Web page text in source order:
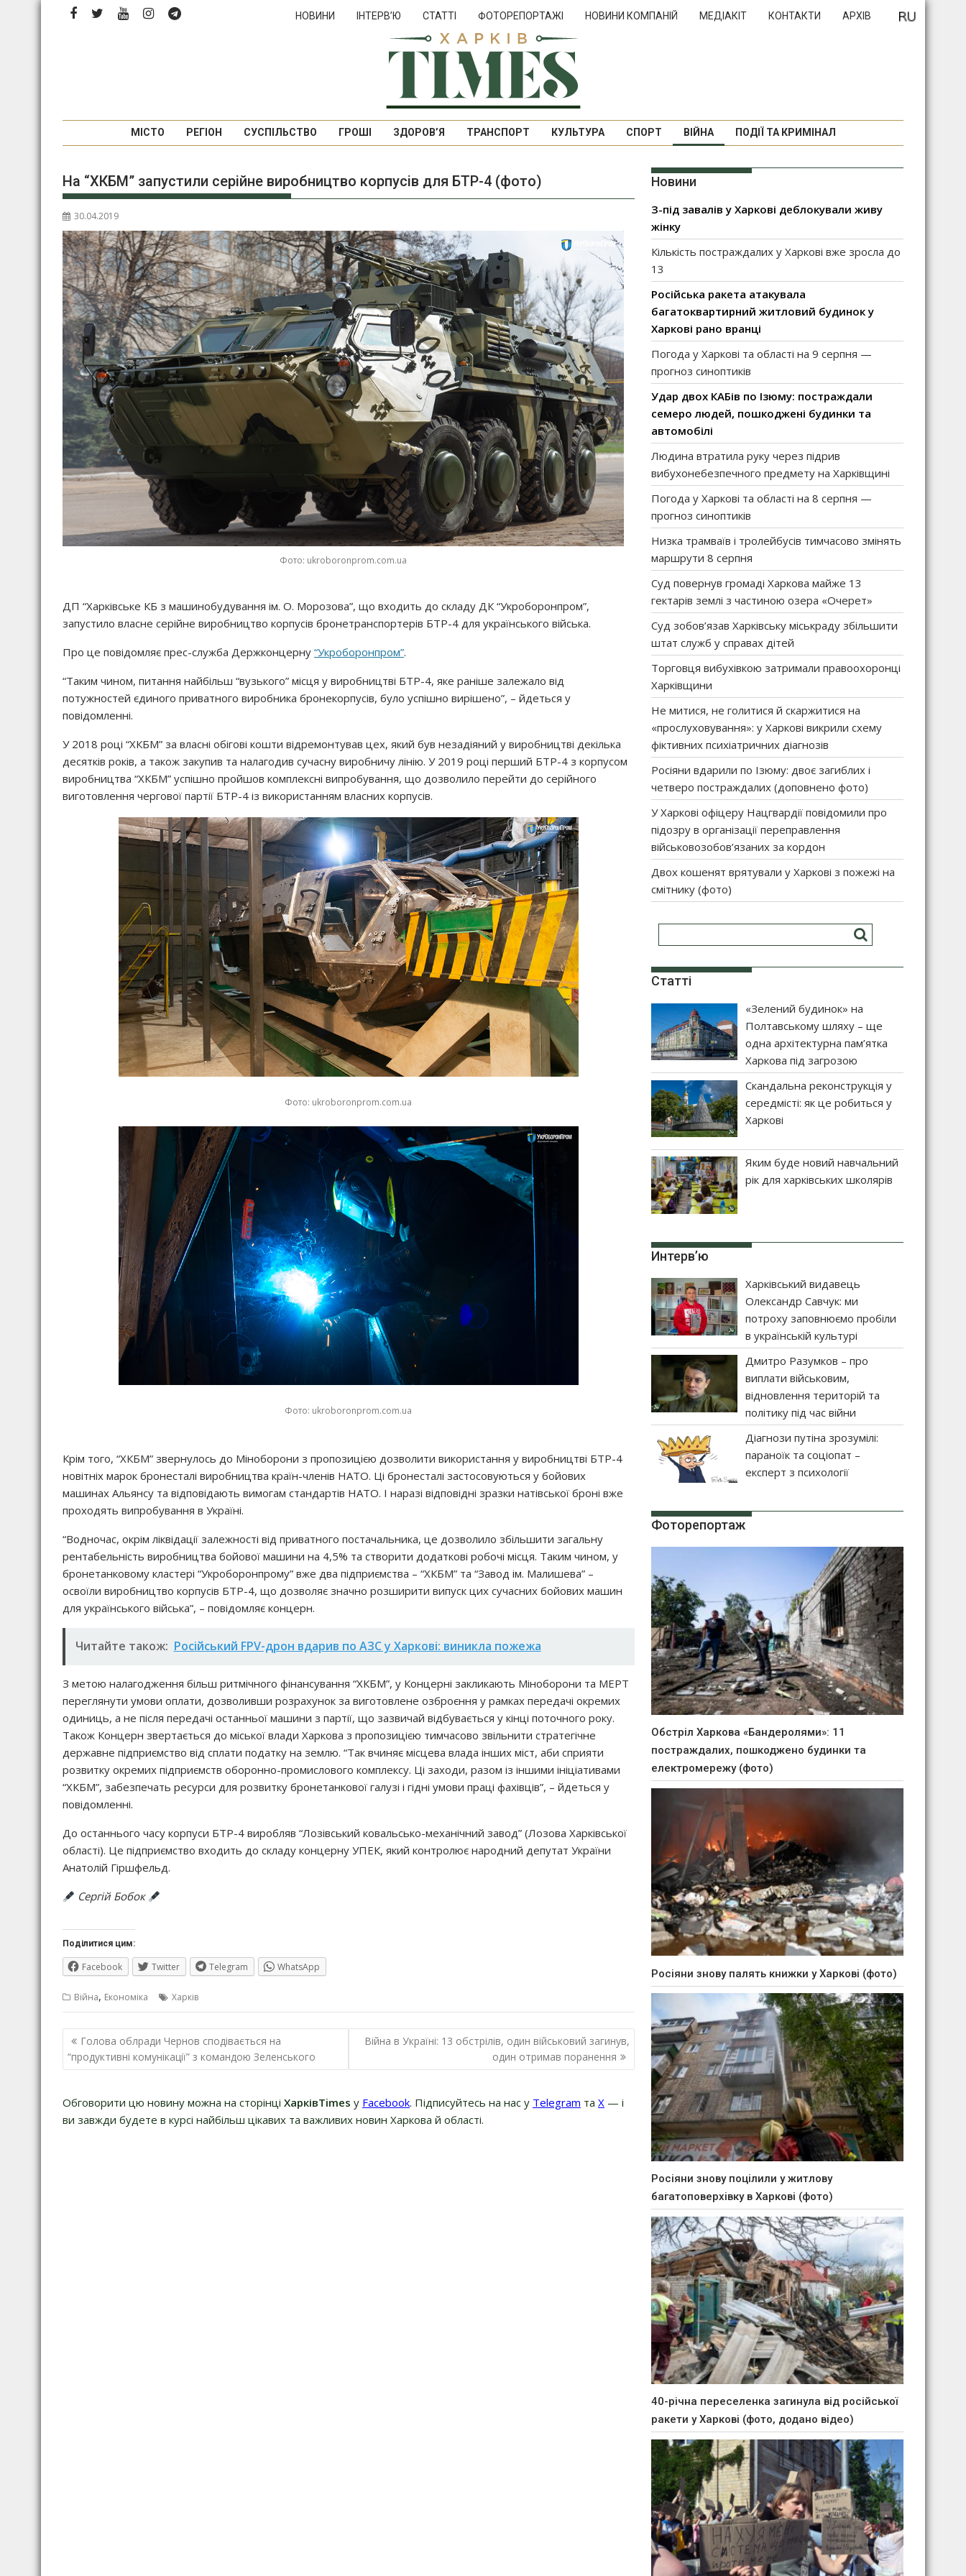
Перейти
НОВИНИ ІНТЕРВ’Ю СТАТТІ ФОТОРЕПОРТАЖІ НОВИНИ КОМПАНІЙ МЕДІАКІТ КОНТАКТИ АРХІВ
МІСТО РЕГІОН СУСПІЛЬСТВО ГРОШІ ЗДОРОВ’Я ТРАНСПОРТ КУЛЬТУРА СПОРТ ВІЙНА ПОДІЇ ТА КРИМІНАЛ
На “ХКБМ” запустили серійне виробництво корпусів для БТР-4 (фото)
30.04.2019
Фото: ukroboronprom.com.ua
ДП “Харківське КБ з машинобудування ім. О. Морозова”, що входить до складу ДК “Укроборонпром”,
запустило власне серійне виробництво корпусів бронетранспортерів БТР-4 для українського війська.
Про це повідомляє прес-служба Держконцерну “Укроборонпром”.
“Таким чином, питання найбільш “вузького” місця у виробництві БТР-4, яке раніше залежало від
потужностей єдиного приватного виробника бронекорпусів, було успішно вирішено”, – йдеться у
повідомленні.
У 2018 році “ХКБМ” за власні обігові кошти відремонтував цех, який був незадіяний у виробництві декілька
десятків років, а також закупив та налагодив сучасну виробничу лінію. У 2019 році перший БТР-4 з корпусом
виробництва “ХКБМ” успішно пройшов комплексні випробування, що дозволило перейти до серійного
виготовлення чергової партії БТР-4 із використанням власних корпусів.
Фото: ukroboronprom.com.ua
Фото: ukroboronprom.com.ua
Крім того, “ХКБМ” звернулось до Міноборони з пропозицією дозволити використання у виробництві БТР-4
новітніх марок бронесталі виробництва країн-членів НАТО. Ці бронесталі застосовуються у бойових
машинах Альянсу та відповідають вимогам стандартів НАТО. І наразі відповідні зразки натівської броні вже
проходять випробування в Україні.
“Водночас, окрім ліквідації залежності від приватного постачальника, це дозволило збільшити загальну
рентабельність виробництва бойової машини на 4,5% та створити додаткові робочі місця. Таким чином, у
бронетанковому кластері “Укроборонпрому” вже два підприємства – “ХКБМ” та “Завод ім. Малишева” –
освоїли виробництво корпусів БТР-4, що дозволяє значно розширити випуск цих сучасних бойових машин
для українського війська”, – повідомляє концерн.
Читайте також: Російський FPV-дрон вдарив по АЗС у Харкові: виникла пожежа
З метою налагодження більш ритмічного фінансування “ХКБМ”, у Концерні закликають Міноборони та МЕРТ
переглянути умови оплати, дозволивши розрахунок за виготовлене озброєння у рамках передачі окремих
одиниць, а не після передачі останньої машини з партії, що зазвичай відбувається у кінці поточного року.
Також Концерн звертається до міської влади Харкова з пропозицією тимчасово звільнити стратегічне
державне підприємство від сплати податку на землю. “Так вчиняє місцева влада інших міст, аби сприяти
розвитку окремих підприємств оборонно-промислового комплексу. Ці заходи, разом із іншими ініціативами
“ХКБМ”, забезпечать ресурси для розвитку бронетанкової галузі і гідні умови праці фахівців”, – йдеться у
повідомленні.
До останнього часу корпуси БТР-4 виробляв “Лозівський ковальсько-механічний завод” (Лозова Харківської
області). Це підприємство входить до складу концерну УПЕК, який контролює народний депутат України
Анатолій Гіршфельд.
Сергій Бобок
Поділитися цим:
Facebook Twitter Telegram WhatsApp
Війна, Економіка Харків
Навігація
записів
Голова облради Чернов сподівається на
“продуктивні комунікації” з командою Зеленського
Війна в Україні: 13 обстрілів, один військовий загинув,
один отримав поранення
Обговорити цю новину можна на сторінці ХарківTimes у Facebook. Підписуйтесь на нас у Telegram та Х — і
ви завжди будете в курсі найбільш цікавих та важливих новин Харкова й області.
Новини
З-під завалів у Харкові деблокували живу
жінку
Кількість постраждалих у Харкові вже зросла до
13
Російська ракета атакувала
багатоквартирний житловий будинок у
Харкові рано вранці
Погода у Харкові та області на 9 серпня —
прогноз синоптиків
Удар двох КАБів по Ізюму: постраждали
семеро людей, пошкоджені будинки та
автомобілі
Людина втратила руку через підрив
вибухонебезпечного предмету на Харківщині
Погода у Харкові та області на 8 серпня —
прогноз синоптиків
Низка трамваїв і тролейбусів тимчасово змінять
маршрути 8 серпня
Суд повернув громаді Харкова майже 13
гектарів землі з частиною озера «Очерет»
Суд зобов’язав Харківську міськраду збільшити
штат служб у справах дітей
Торговця вибухівкою затримали правоохоронці
Харківщини
Не митися, не голитися й скаржитися на
«прослуховування»: у Харкові викрили схему
фіктивних психіатричних діагнозів
Росіяни вдарили по Ізюму: двоє загиблих і
четверо постраждалих (доповнено фото)
У Харкові офіцеру Нацгвардії повідомили про
підозру в організації переправлення
військовозобов’язаних за кордон
Двох кошенят врятували у Харкові з пожежі на
смітнику (фото)
Статті
«Зелений будинок» на
Полтавському шляху – ще
одна архітектурна пам’ятка
Харкова під загрозою
Скандальна реконструкція у
середмісті: як це робиться у
Харкові
Яким буде новий навчальний
рік для харківських школярів
Интерв’ю
Харківський видавець
Олександр Савчук: ми
потроху заповнюємо пробіли
в українській культурі
Дмитро Разумков – про
виплати військовим,
відновлення територій та
політику під час війни
Діагнози путіна зрозумілі:
параноїк та соціопат –
експерт з психології
Фоторепортаж
Обстріл Харкова «Бандеролями»: 11
постраждалих, пошкоджено будинки та
електромережу (фото)
Росіяни знову палять книжки у Харкові (фото)
Росіяни знову поцілили у житлову
багатоповерхівку в Харкові (фото)
40-річна переселенка загинула від російської
ракети у Харкові (фото, додано відео)